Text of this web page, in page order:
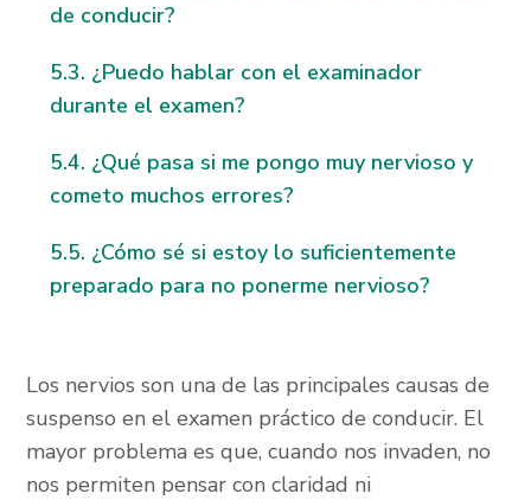
de conducir?
¿Puedo hablar con el examinador
durante el examen?
¿Qué pasa si me pongo muy nervioso y
cometo muchos errores?
¿Cómo sé si estoy lo suficientemente
preparado para no ponerme nervioso?
Los nervios son una de las principales causas de
suspenso en el examen práctico de conducir. El
mayor problema es que, cuando nos invaden, no
nos permiten pensar con claridad ni